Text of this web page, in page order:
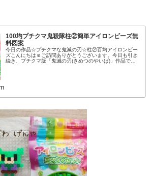
100均プチクマ鬼殺隊柱②簡単アイロンビーズ無
料図案
今日の作品☆プチクマな鬼滅の刃☆柱②百均アイロンビー
ズこんにちは☺ご訪問ありがとうございます。今日も引き
続き、プチクマ版「鬼滅の刃(きめつのやいば)」作品で